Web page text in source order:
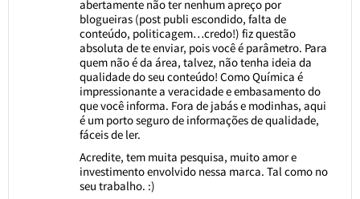
abertamente não ter nenhum apreço por
blogueiras (post publi escondido, falta de
conteúdo, politicagem…credo!) fiz questão
absoluta de te enviar, pois você é parâmetro. Para
quem não é da área, talvez, não tenha ideia da
qualidade do seu conteúdo! Como Química é
impressionante a veracidade e embasamento do
que você informa. Fora de jabás e modinhas, aqui
é um porto seguro de informações de qualidade,
fáceis de ler.
Acredite, tem muita pesquisa, muito amor e
investimento envolvido nessa marca. Tal como no
seu trabalho. :)